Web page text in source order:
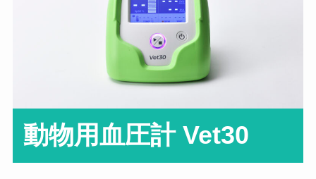
動物用血圧計 Vet30